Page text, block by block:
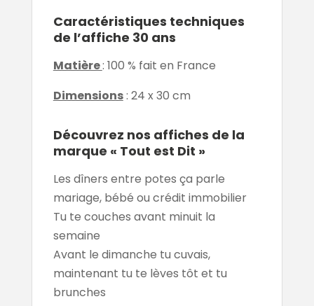
Caractéristiques techniques
de l’affiche 30 ans
Matière: 100 % fait en France
Dimensions: 24 x 30 cm
Découvrez nos affiches de la
marque « Tout est Dit »
Les dîners entre potes ça parle
mariage, bébé ou crédit immobilier
Tu te couches avant minuit la
semaine
Avant le dimanche tu cuvais,
maintenant tu te lèves tôt et tu
brunches